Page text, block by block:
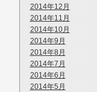
2014年12月
2014年11月
2014年10月
2014年9月
2014年8月
2014年7月
2014年6月
2014年5月